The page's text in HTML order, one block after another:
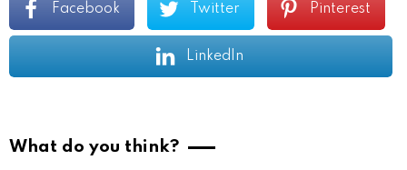
Facebook Twitter Pinterest
LinkedIn
What do you think?